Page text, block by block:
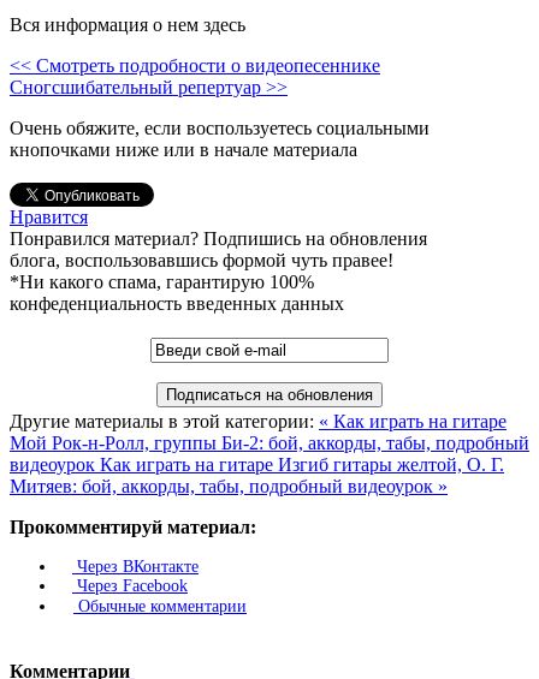
Вся информация о нем здесь
<< Смотреть подробности о видеопесеннике
Сногсшибательный репертуар >>
Очень обяжите, если воспользуетесь социальными
кнопочками ниже или в начале материала
Нравится
Понравился материал? Подпишись на обновления
блога, воспользовавшись формой чуть правее!
*Ни какого спама, гарантирую 100%
конфеденциальность введенных данных
Другие материалы в этой категории: « Как играть на гитаре
Мой Рок-н-Ролл, группы Би-2: бой, аккорды, табы, подробный
видеоурок Как играть на гитаре Изгиб гитары желтой, О. Г.
Митяев: бой, аккорды, табы, подробный видеоурок »
Прокомментируй материал:
Через ВКонтакте
Через Facebook
Обычные комментарии
Комментарии